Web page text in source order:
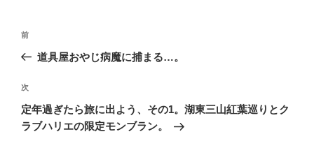
投
ビ
ゲ
ー
前
の
稿
前
道具屋おやじ病魔に捕まる…。
次
の
投
次
定年過ぎたら旅に出よう、その1。湖東三山紅葉巡りとク
ラブハリエの限定モンブラン。